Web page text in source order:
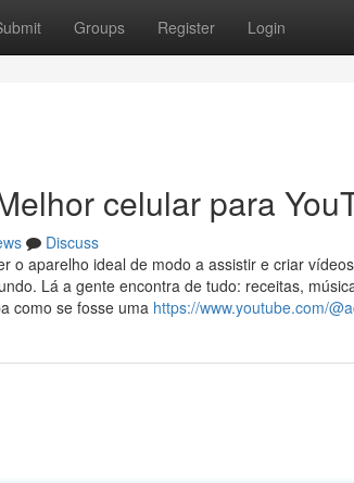
Groups Register Login
celular para
Discuss
o aparelho ideal de modo a assistir e criar
Lá a gente encontra de tudo: receitas,
como se fosse uma https://www.youtube.com/